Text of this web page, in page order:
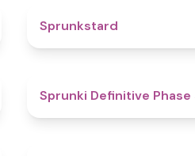
Sprunkstard
Sprunki Definitive Phase